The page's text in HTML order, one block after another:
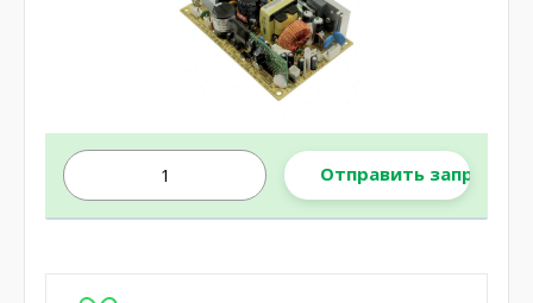
Отправить запрос